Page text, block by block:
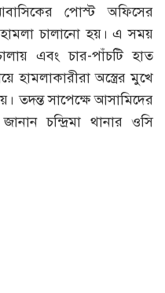
পোস্ট অফিসের
হামলা চালানো হয়। এ সময়
এবং চার-পাঁচটি হাত
হামলাকারীরা অস্ত্রের মুখে
তদন্ত সাপেক্ষে আসামিদের
চন্দ্রিমা থানার ওসি